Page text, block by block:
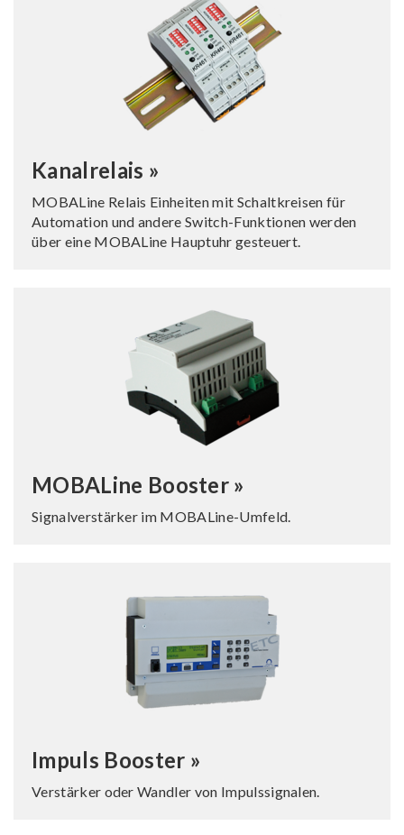
Kanalrelais »
MOBALine Relais Einheiten mit Schaltkreisen für
Automation und andere Switch-Funktionen werden
über eine MOBALine Hauptuhr gesteuert.
MOBALine Booster »
Signalverstärker im MOBALine-Umfeld.
Impuls Booster »
Verstärker oder Wandler von Impulssignalen.